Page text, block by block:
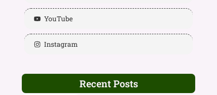
YouTube
Instagram
Recent Posts